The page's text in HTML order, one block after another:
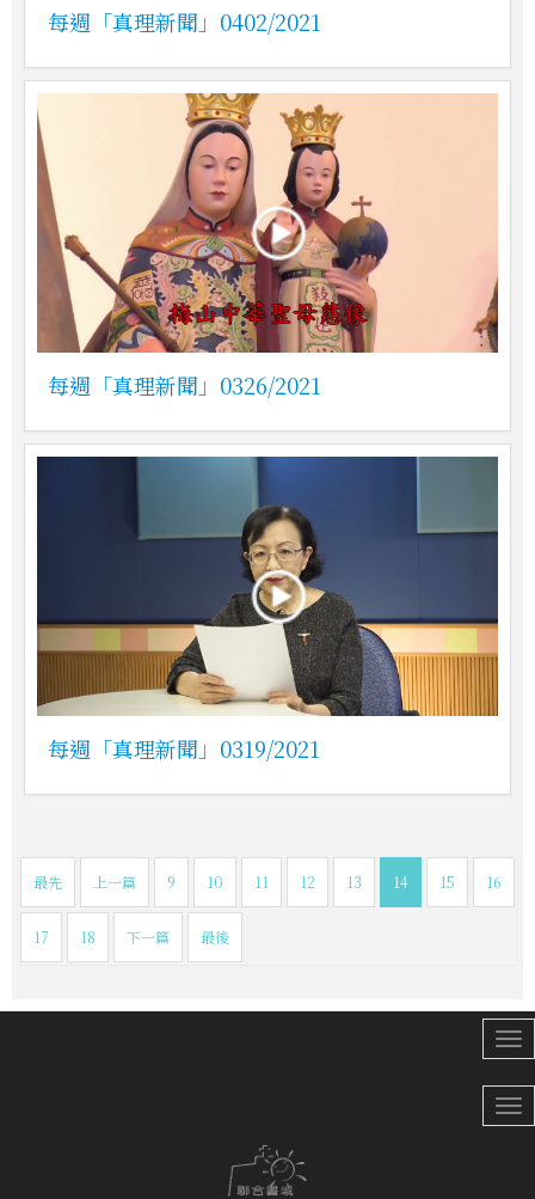
每週「真理新聞」0402/2021
每週「真理新聞」0326/2021
每週「真理新聞」0319/2021
最先 上一篇 9 10 11 12 13 14 15 16
17 18 下一篇 最後